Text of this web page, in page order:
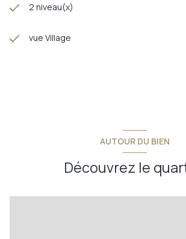
2 niveau(x)
vue Village
AUTOUR DU BIEN
Découvrez le